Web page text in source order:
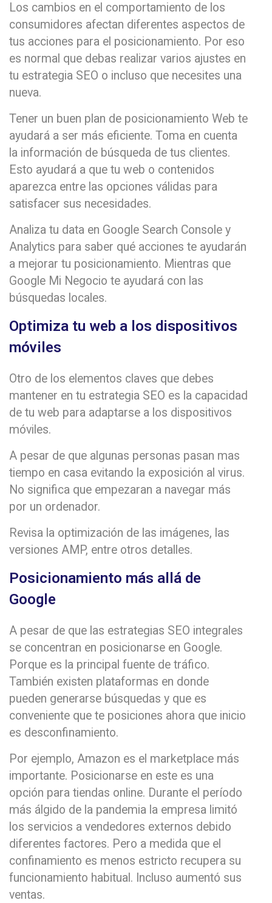
Los cambios en el comportamiento de los
consumidores afectan diferentes aspectos de
tus acciones para el posicionamiento. Por eso
es normal que debas realizar varios ajustes en
tu estrategia SEO o incluso que necesites una
nueva.
Tener un buen plan de posicionamiento Web te
ayudará a ser más eficiente. Toma en cuenta
la información de búsqueda de tus clientes.
Esto ayudará a que tu web o contenidos
aparezca entre las opciones válidas para
satisfacer sus necesidades.
Analiza tu data en Google Search Console y
Analytics para saber qué acciones te ayudarán
a mejorar tu posicionamiento. Mientras que
Google Mi Negocio te ayudará con las
búsquedas locales.
Optimiza tu web a los dispositivos
móviles
Otro de los elementos claves que debes
mantener en tu estrategia SEO es la capacidad
de tu web para adaptarse a los dispositivos
móviles.
A pesar de que algunas personas pasan mas
tiempo en casa evitando la exposición al virus.
No significa que empezaran a navegar más
por un ordenador.
Revisa la optimización de las imágenes, las
versiones AMP, entre otros detalles.
Posicionamiento más allá de
Google
A pesar de que las estrategias SEO integrales
se concentran en posicionarse en Google.
Porque es la principal fuente de tráfico.
También existen plataformas en donde
pueden generarse búsquedas y que es
conveniente que te posiciones ahora que inicio
es desconfinamiento.
Por ejemplo, Amazon es el marketplace más
importante. Posicionarse en este es una
opción para tiendas online. Durante el período
más álgido de la pandemia la empresa limitó
los servicios a vendedores externos debido
diferentes factores. Pero a medida que el
confinamiento es menos estricto recupera su
funcionamiento habitual. Incluso aumentó sus
ventas.